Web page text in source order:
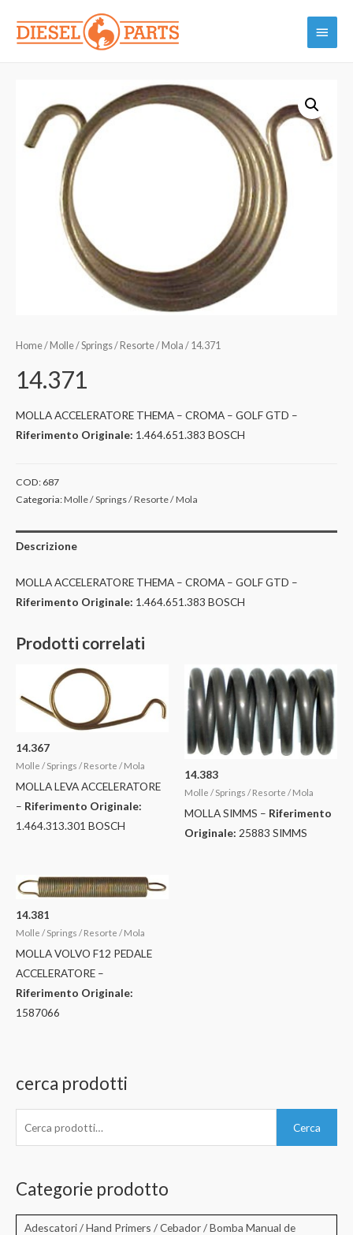
contenuto
Menu
Home/ Molle / Springs / Resorte / Mola / 14.371
14.371
MOLLA ACCELERATORE THEMA – CROMA – GOLF GTD –
Riferimento Originale: 1.464.651.383 BOSCH
COD: 687
Categoria:Molle / Springs / Resorte / Mola
Descrizione
MOLLA ACCELERATORE THEMA – CROMA – GOLF GTD –
Riferimento Originale: 1.464.651.383 BOSCH
Prodotti correlati
14.367
Molle / Springs / Resorte / Mola
MOLLA LEVA ACCELERATORE
– Riferimento Originale:
1.464.313.301 BOSCH
14.383
Molle / Springs / Resorte / Mola
MOLLA SIMMS – Riferimento
Originale: 25883 SIMMS
14.381
Molle / Springs / Resorte / Mola
MOLLA VOLVO F12 PEDALE
ACCELERATORE –
Riferimento Originale:
1587066
cerca prodotti
c
Cerca
Categorie prodotto
Adescatori / Hand Primers / Cebador / Bomba Manual de